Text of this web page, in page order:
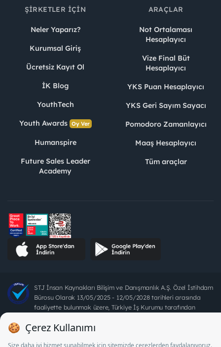
ŞIRKETLER İÇIN
Neler Yaparız?
Kurumsal Giriş
Ücretsiz Kayıt Ol
İK Blog
YouthTech
Youth Awards Oy Ver
Humanspire
Future Sales Leader
Academy
ARAÇLAR
Not Ortalaması
Hesaplayıcı
Vize Final Büt
Hesaplayıcı
YKS Puan Hesaplayıcı
YKS Geri Sayım Sayacı
Pomodoro Zamanlayıcı
Maaş Hesaplayıcı
Tüm araçlar
STJ İnsan Kaynakları Bilişim ve Danışmanlık A.Ş. Özel İstihdam
Bürosu Olarak 13/05/2025 - 12/05/2028 tarihleri arasında
faaliyette bulunmak üzere, Türkiye İş Kurumu tarafından
belge ile faaliyet göstermektedir. 4904 sayılı kanun uyarınca iş